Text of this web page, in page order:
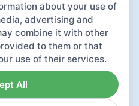
about your use of
advertising and
combine it with other
to them or that
use of their services.
All